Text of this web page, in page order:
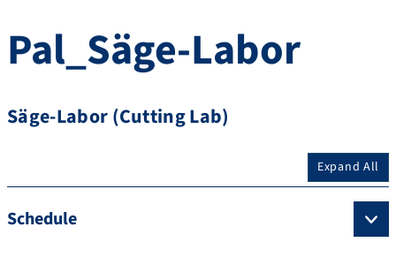
Pal_Säge-Labor
Säge-Labor (Cutting Lab)
Expand All
Schedule